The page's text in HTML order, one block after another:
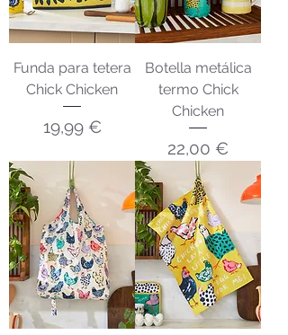
Funda para tetera
Chick Chicken
Precio
19,99 €
Botella metálica
termo Chick
Chicken
Precio
22,00 €